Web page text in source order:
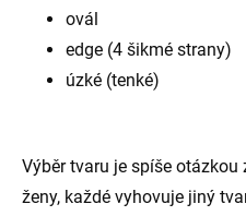
ovál
edge (4 šikmé strany)
úzké (tenké)
Výběr tvaru je spíše
ženy, každé vyhovuje jiný